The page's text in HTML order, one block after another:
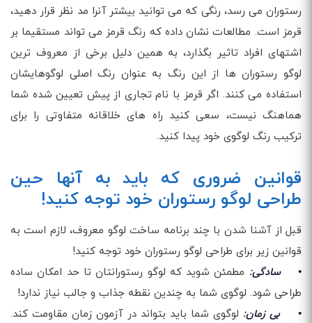
رستوران می رسد، رنگی که می توانید بیشتر آنرا مد نظر قرار دهید،
قرمز است. مطالعات نشان داده که رنگ قرمز می تواند مستقیما بر
اشتهای افراد تاثیر بگذارد، به همین دلیل برخی از معروف ترین
لوگو رستوران ها از این رنگ به عنوان رنگ اصلی لوگوهایشان
استفاده می کنند. اگر قرمز با نام تجاری از پیش تعیین شده شما
هماهنگ نیست، سعی کنید راه های خلاقانه متفاوتی را برای
ترکیب رنگ لوگوی خود پیدا کنید.
قوانین ضروری که باید به آنها حین
طراحی لوگو رستوران خود توجه کنید!
قبل از آشنا شدن با چند برنامه ساخت لوگو معروف، لازم است به
قوانین زیر برای طراحی لوگو رستوران خود توجه کنید!
• سادگی: مطمئن شوید که لوگو رستورانتان تا حد امکان ساده
طراحی شود. لوگوی شما به چندین نقطه جذاب و جالب نیاز ندارد!
• بی زمان: لوگوی شما باید بتواند در آزمون زمان مقاومت کند.